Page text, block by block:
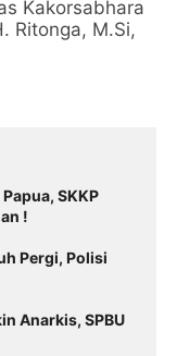
Kakorsabhara
Ritonga, M.Si,
SKKP
!
Pergi, Polisi
Anarkis, SPBU